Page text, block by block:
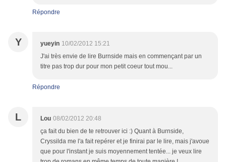
Répondre
Y yueyin 10/02/2012 15:21
J'ai très envie de lire Burnside mais en commençant par un
titre pas trop dur pour mon petit coeur tout mou...
Répondre
L Lou 08/02/2012 20:48
ça fait du bien de te retrouver ici :) Quant à Burnside,
Cryssilda me l'a fait repérer et je finirai par le lire, mais j'avoue
que pour l'instant je suis moyennement tentée... je veux lire